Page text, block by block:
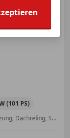
(101 PS)
Nebelscheinwerfer, Nichtraucherfahrzeug, Sitzheizung, Dachreling, Spurhalteassistent, Notbremsassistent, Anhängerkupplung, Regensensor